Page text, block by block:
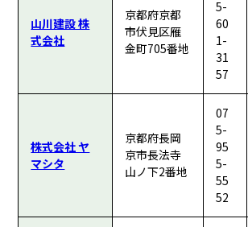
山川建設 株
式会社
京都府京都
市伏見区雁
金町705番地
5-
60
1-
31
57
株式会社 ヤ
マシタ
京都府長岡
京市長法寺
山ノ下2番地
07
5-
95
5-
55
52